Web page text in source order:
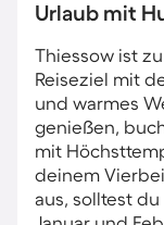
Urlaub mit
Thiessow ist
Reiseziel mit
und warmes
genießen,
mit
deinem
aus, solltest